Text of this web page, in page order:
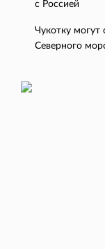
с Россией
Чукотку могут
Северного